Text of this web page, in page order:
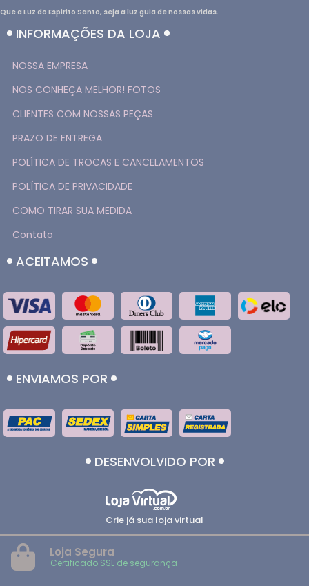
Que a Luz do Espirito Santo, seja a luz guia de nossas vidas.
INFORMAÇÕES DA LOJA
NOSSA EMPRESA
NOS CONHEÇA MELHOR! FOTOS
CLIENTES COM NOSSAS PEÇAS
PRAZO DE ENTREGA
POLÍTICA DE TROCAS E CANCELAMENTOS
POLÍTICA DE PRIVACIDADE
COMO TIRAR SUA MEDIDA
Contato
ACEITAMOS
ENVIAMOS POR
DESENVOLVIDO POR
Crie já sua loja virtual
Loja Segura
Certificado SSL de segurança